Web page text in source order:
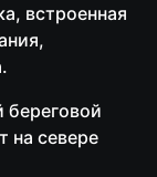
встроенная
береговой
на севере